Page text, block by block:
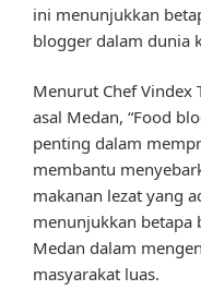
ini menunjukkan
blogger dalam dunia
Menurut Chef Vindex
asal Medan, “Food
penting dalam
membantu
makanan lezat yang
menunjukkan betapa
Medan dalam
masyarakat luas.